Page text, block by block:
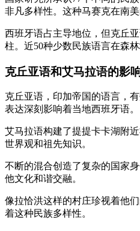
非凡多样性。这种马赛克在南
西班牙语占主导地位，但克丘
柱。近50种少数民族语言在森林
克丘亚语和艾马拉语的影
克丘亚语，印加帝国的语言，
表达深刻影响着当地西班牙语。
艾马拉语构建了提提卡卡湖附
世界观和祖先知识。
不断的混合创造了复杂的国家
他文化和谐交融。
像拉恰洪这样的村庄珍视着他
着这种民族多样性。